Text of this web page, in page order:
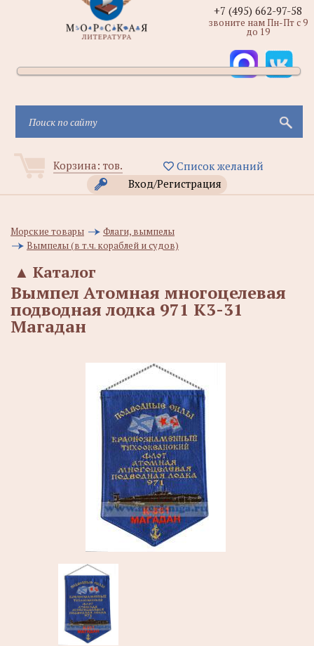
Корзина: тов.
Список желаний
Вход/Регистрация
+7 (495) 662-97-58
звоните нам Пн-Пт с 9
до 19
Морские товары
Флаги, вымпелы
Вымпелы (в т.ч. кораблей и судов)
Каталог
▲
Вымпел Атомная многоцелевая
подводная лодка 971 К3-31
Магадан